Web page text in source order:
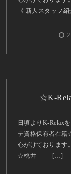
《 新人スタッフ
☆K-
日頃よりK-Relax
テ資格保有者在籍
心がけております
☆桃井 […]